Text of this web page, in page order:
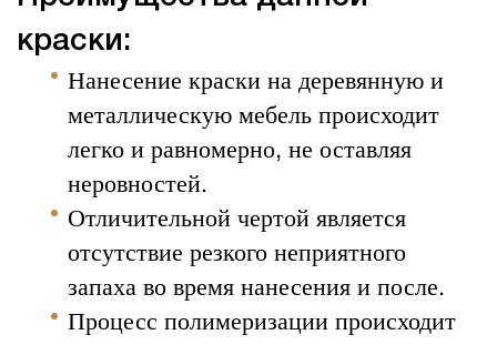
краски:
Нанесение краски на деревянную и
металлическую мебель происходит
легко и равномерно, не оставляя
неровностей.
Отличительной чертой является
отсутствие резкого неприятного
запаха во время нанесения и после.
Процесс полимеризации происходит